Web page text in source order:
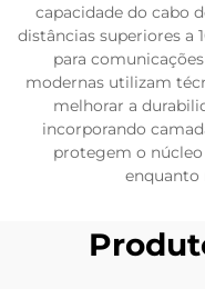
capacidade do cabo
distâncias superiores a
para
modernas utilizam
melhorar a
incorporando
protegem o
enquanto